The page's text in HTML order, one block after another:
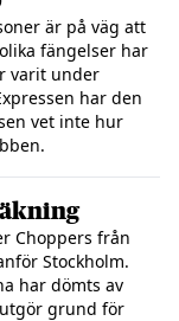
är på väg att
fängelser har
varit under
har den
vet inte hur
Choppers från
Stockholm.
har dömts av
grund för